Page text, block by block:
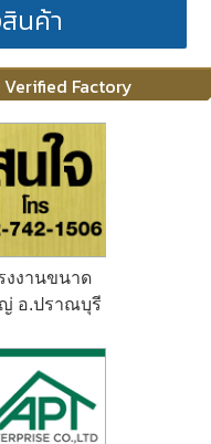
นค้า
Verified Factory
งงานขนาด
อ.ปราณบุรี